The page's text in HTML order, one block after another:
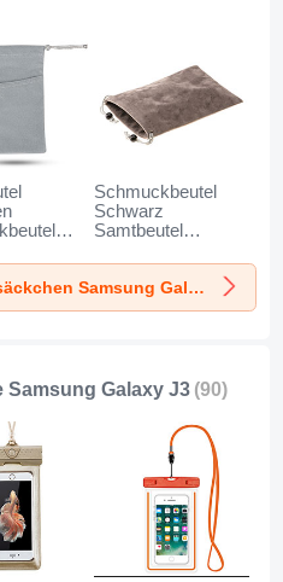
Grau
Schmuckbeutel
Schwarz
Samtbeutel
Universal S05 für
Samsung Galaxy
J3 Braun
Mehr Samtbeutel, Samtsäckchen Samsung Galaxy J3
Samsung Galaxy J3 (90)